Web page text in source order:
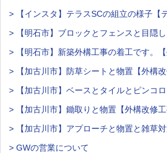
> 【インスタ】テラスSCの組立の様子【
> 【明石市】ブロックとフェンスと目隠
> 【明石市】新築外構工事の着工です。【
> 【加古川市】防草シートと物置【外構
> 【加古川市】ベースとタイルとピンコ
> 【加古川市】鋤取りと物置【外構改修
> 【加古川市】アプローチと物置と雑草
> GWの営業について